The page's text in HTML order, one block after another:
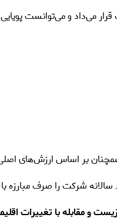
می‌داد و می‌توانست پویایی
و مقابله با تغییرات